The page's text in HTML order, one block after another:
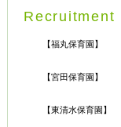
Recruitment
【福丸保育園】
○ 保育補佐
【宮田保育園】
○ 保育補佐
【東清水保育園】
○ 保育補佐［